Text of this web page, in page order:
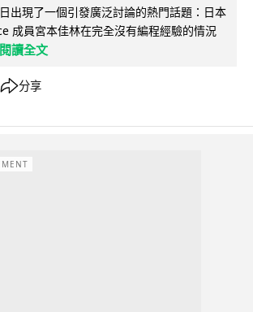
出現了一個引發廣泛討論的熱門話題：日本
成員宮本佳林在完全沒有編程經驗的情況
閱讀全文
分享